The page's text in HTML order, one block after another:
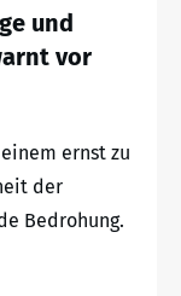
und
vor
ernst zu
der
Bedrohung.